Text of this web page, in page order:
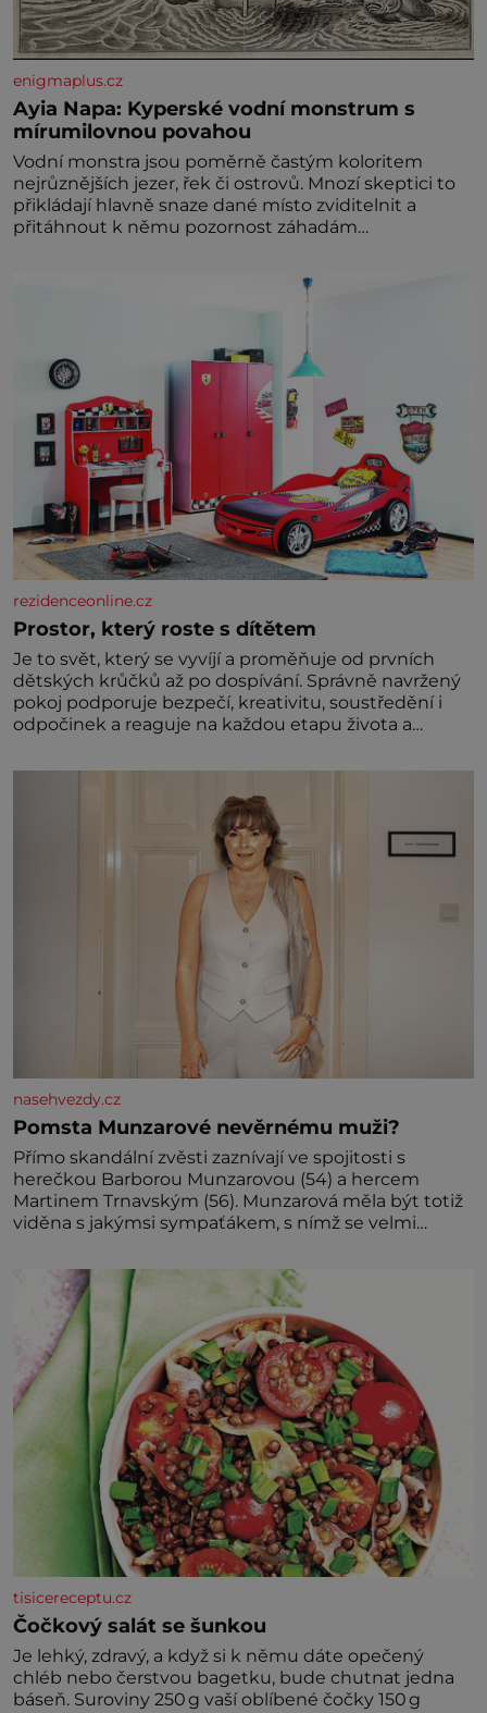
enigmaplus.cz
Ayia Napa: Kyperské vodní monstrum s
mírumilovnou povahou
Vodní monstra jsou poměrně častým koloritem
nejrůznějších jezer, řek či ostrovů. Mnozí skeptici to
přikládají hlavně snaze dané místo zviditelnit a
přitáhnout k němu pozornost záhadám
rezidenceonline.cz
Prostor, který roste s dítětem
Je to svět, který se vyvíjí a proměňuje od prvních
dětských krůčků až po dospívání. Správně navržený
pokoj podporuje bezpečí, kreativitu, soustředění i
odpočinek a reaguje na každou etapu života a
jednoduchost, měkkost a bezpečí, proto by pokoj
nasehvezdy.cz
Pomsta Munzarové nevěrnému muži?
Přímo skandální zvěsti zaznívají ve spojitosti s
herečkou Barborou Munzarovou (54) a hercem
Martinem Trnavským (56). Munzarová měla být totiž
viděna s jakýmsi sympaťákem, s nímž se velmi
tisicereceptu.cz
Čočkový salát se šunkou
Je lehký, zdravý, a když si k němu dáte opečený
chléb nebo čerstvou bagetku, bude chutnat jedna
báseň. Suroviny 250 g vaší oblíbené čočky 150 g